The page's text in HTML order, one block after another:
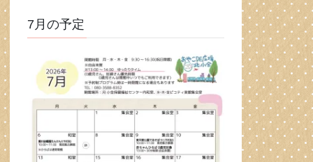
7月の予定